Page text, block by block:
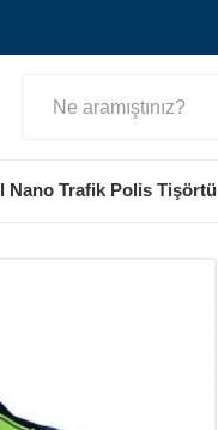
Nano Trafik Polis Tişörtü